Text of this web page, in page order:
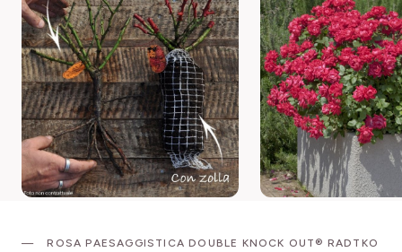
ROSA PAESAGGISTICA DOUBLE KNOCK OUT® RADTKO